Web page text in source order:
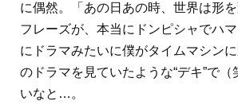
に偶然。「あの日あの時、世界は形
フレーズが、本当にドンピシャでハ
にドラマみたいに僕がタイムマシン
のドラマを見ていたような“デキ”で
いなと…。